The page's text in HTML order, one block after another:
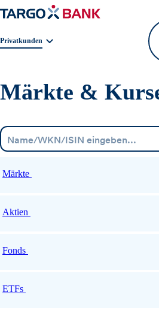
Geschäftsbereichnavigation. Aktuelle Auswahl:
Privatkunden
Märkte &
Märkte
Aktien
Fonds
ETFs